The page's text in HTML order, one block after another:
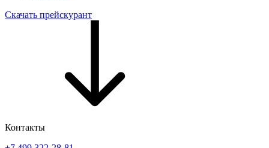
Скачать прейскурант
Контакты